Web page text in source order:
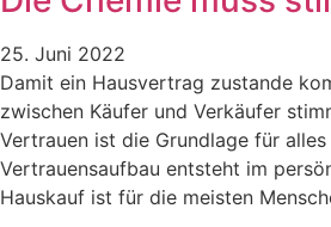
25. Juni 2022
Damit ein Hausvertrag zustande
zwischen Käufer und Verkäufer
Vertrauen ist die Grundlage für alles
Vertrauensaufbau entsteht im
Hauskauf ist für die meisten